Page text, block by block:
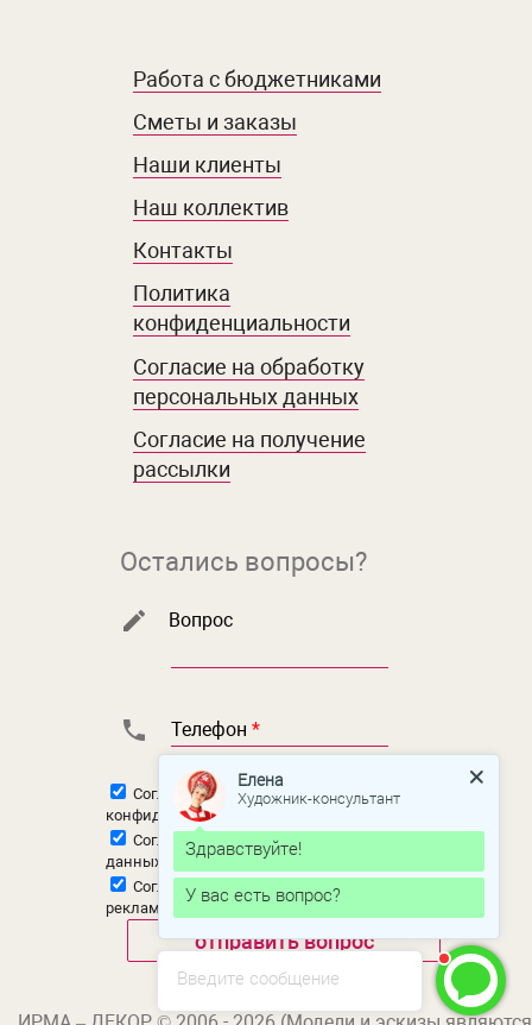
Работа с бюджетниками
Сметы и заказы
Наши клиенты
Наш коллектив
Контакты
Политика
конфиденциальности
Согласие на обработку
персональных данных
Согласие на получение
рассылки
Остались вопросы?
Вопрос
Телефон *
Согласен сполитикой
конфиденциальности
Согласен на
обработку персональных
данных
Согласен на
получение новостной и
рекламной рассылки
Введите сообщение
Елена
Художник-консультант
Здравствуйте!
У вас есть вопрос?